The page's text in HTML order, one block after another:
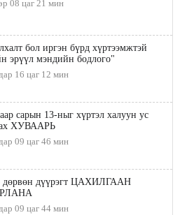
08 цаг 21 мин
бол иргэн бүрд хүртээмжтэй
эрүүл мэндийн бодлого"
16 цаг 12 мин
сарын 13-ныг хүртэл халуун ус
ХУВААРЬ
09 цаг 46 мин
дөрвөн дүүрэгт ЦАХИЛГААН
09 цаг 44 мин